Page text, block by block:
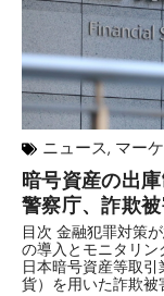
ニュース, マー
暗号資産の出
警察庁、詐欺
目次 金融犯罪対策
の導入とモニタリ
日本暗号資産等取
貨）を用いた詐欺